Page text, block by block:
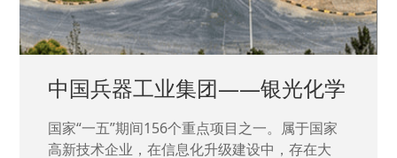
中国兵器工业集团——银光化学
国家“一五”期间156个重点项目之一。属于国家
高新技术企业，在信息化升级建设中，存在大